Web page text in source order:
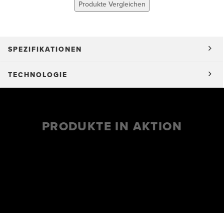
Produkte Vergleichen
SPEZIFIKATIONEN
TECHNOLOGIE
PRODUKTE IN AKTION